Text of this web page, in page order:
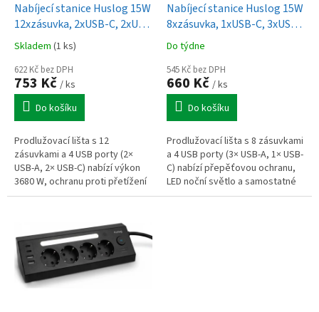
Nabíjecí stanice Huslog 15W
12xzásuvka, 2xUSB-C, 2xUSB
černá
Skladem (1 ks)
622 Kč bez DPH
753 Kč / ks
Do košíku
Prodlužovací lišta s 12
zásuvkami a 4 USB porty (2×
USB-A, 2× USB-C) nabízí výkon
3680 W, ochranu proti přetížení
a centrální vypínač. Ideální
Nabíjecí stanice Huslog 15W
8xzásuvka, 1xUSB-C, 3xUSB,
1x LED světlo černá
Do týdne
545 Kč bez DPH
660 Kč / ks
Do košíku
Prodlužovací lišta s 8 zásuvkami
a 4 USB porty (3× USB-A, 1× USB-
C) nabízí přepěťovou ochranu,
LED noční světlo a samostatné
vypínače pro úsporu energie.